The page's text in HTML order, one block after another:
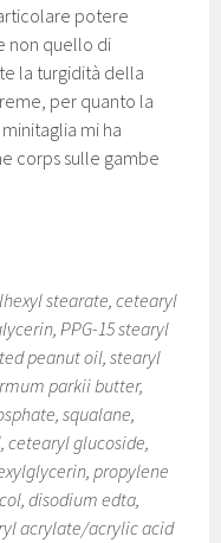
potere
non quello di
la turgidità della
per quanto la
mi ha
corps sulle gambe
stearate, cetearyl
PPG-15 stearyl
peanut oil, stearyl
parkii butter,
squalane,
cetearyl glucoside,
propylene
disodium edta,
acrylate/acrylic acid